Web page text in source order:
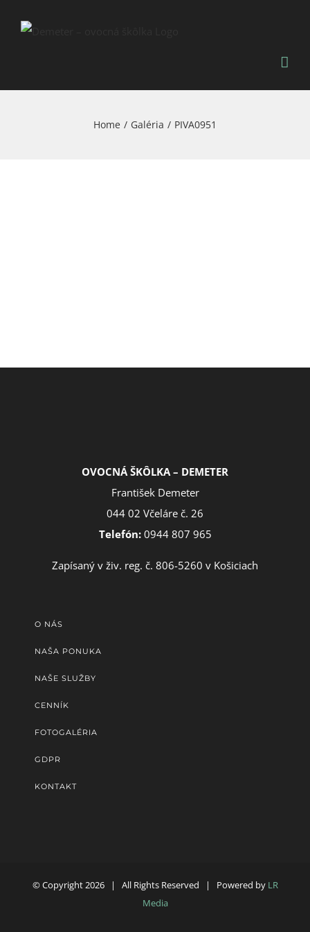
Home / Galéria / PIVA0951
OVOCNÁ ŠKÔLKA – DEMETER
František Demeter
044 02 Včeláre č. 26
Telefón:0944 807 965
Zapísaný v živ. reg. č. 806-5260 v Košiciach
O NÁS
NAŠA PONUKA
NAŠE SLUŽBY
CENNÍK
FOTOGALÉRIA
GDPR
KONTAKT
© Copyright2026 | All Rights Reserved | Powered by LR
Media